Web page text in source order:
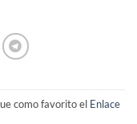
como favorito el Enlace